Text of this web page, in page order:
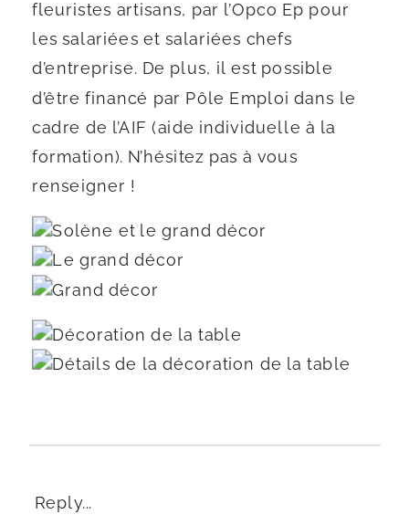
fleuristes artisans, par l’Opco Ep pour
les salariées et salariées chefs
d’entreprise. De plus, il est possible
d’être financé par Pôle Emploi dans le
cadre de l’AIF (aide individuelle à la
formation). N’hésitez pas à vous
renseigner !
Reply...